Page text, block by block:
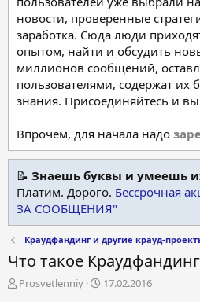
новости, проверенные
заработка. Сюда люди
опытом, найти и обсудить
миллионов сообщений,
пользователями, содержат их
знания. Присоединяйтесь и
Впрочем, для начала надо
📝 Знаешь буквы и умеешь
Платим. Дорого. Бессрочная
ЗА СООБЩЕНИЯ"
Краудфандинг и другие крауд-
Что такое
А
Prosvetlenniy
Д
17.02.2016